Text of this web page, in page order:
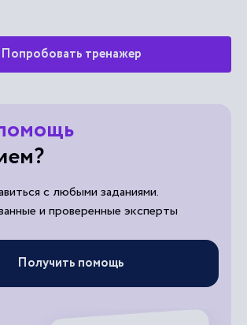
Попробовать тренажер
с любыми заданиями.
и проверенные эксперты
Получить помощь